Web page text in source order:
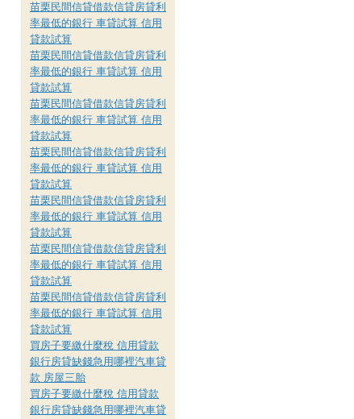
苗栗民間信貸借款信貸房貸利
率最低的銀行 車貸試算 信用
貸款試算
苗栗民間信貸借款信貸房貸利
率最低的銀行 車貸試算 信用
貸款試算
苗栗民間信貸借款信貸房貸利
率最低的銀行 車貸試算 信用
貸款試算
苗栗民間信貸借款信貸房貸利
率最低的銀行 車貸試算 信用
貸款試算
苗栗民間信貸借款信貸房貸利
率最低的銀行 車貸試算 信用
貸款試算
苗栗民間信貸借款信貸房貸利
率最低的銀行 車貸試算 信用
貸款試算
苗栗民間信貸借款信貸房貸利
率最低的銀行 車貸試算 信用
貸款試算
買房子要繳什麼稅 信用貸款
銀行房貸缺錢急用哪裡汽車貸
款 房屋三胎
買房子要繳什麼稅 信用貸款
銀行房貸缺錢急用哪裡汽車貸